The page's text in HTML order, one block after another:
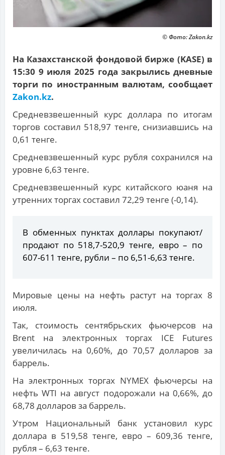
© Фото: Zakon.kz
На Казахстанской фондовой бирже (KASE) в
15:30 9 июля 2025 года закрылись дневные
торги по иностранным валютам, сообщает
Zakon.kz.
Средневзвешенный курс доллара по итогам
торгов составил 518,97 тенге, снизиавшись на
0,61 тенге.
Средневзвешенный курс рубля сохранился на
уровне 6,63 тенге.
Средневзвешенный курс китайского юаня на
утренних торгах составил 72,29 тенге (-0,14).
В обменных пунктах доллары покупают/
продают по 518,7-520,9 тенге, евро – по
607-611 тенге, рубли – по 6,51-6,63 тенге.
Мировые цены на нефть растут на торгах 8
июля.
Так, стоимость сентябрьских фьючерсов на
Brent на электронных торгах ICE Futures
увеличилась на 0,60%, до 70,57 долларов за
баррель.
На электронных торгах NYMEX фьючерсы на
нефть WTI на август подорожали на 0,66%, до
68,78 долларов за баррель.
Утром Национальный банк установил курс
доллара в 519,58 тенге, евро – 609,36 тенге,
рубля – 6,63 тенге.